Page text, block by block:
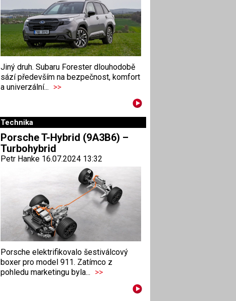
Jiný druh. Subaru Forester dlouhodobě
sází především na bezpečnost, komfort
a univerzální... >>
Technika
Porsche T-Hybrid (9A3B6) –
Turbohybrid
Petr Hanke 16.07.2024 13:32
Porsche elektrifikovalo šestiválcový
boxer pro model 911. Zatímco z
pohledu marketingu byla... >>